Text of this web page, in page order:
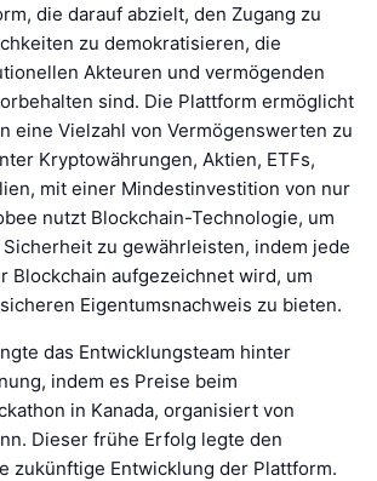
die darauf abzielt, den Zugang zu
zu demokratisieren, die
Akteuren und vermögenden
sind. Die Plattform ermöglicht
eine Vielzahl von Vermögenswerten zu
Kryptowährungen, Aktien, ETFs,
mit einer Mindestinvestition von nur
nutzt Blockchain-Technologie, um
zu gewährleisten, indem jede
Blockchain aufgezeichnet wird, um
Eigentumsnachweis zu bieten.
das Entwicklungsteam hinter
indem es Preise beim
in Kanada, organisiert von
Dieser frühe Erfolg legte den
zukünftige Entwicklung der Plattform.